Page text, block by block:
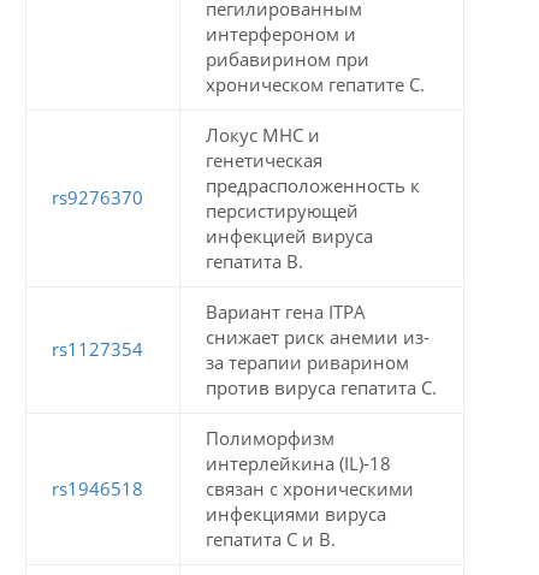
пегилированным
интерфероном и
рибавирином при
хроническом гепатите С.
rs9276370
Локус MHC и
генетическая
предрасположенность к
персистирующей
инфекцией вируса
гепатита В.
rs1127354
Вариант гена ITPA
снижает риск анемии из-
за терапии риварином
против вируса гепатита С.
rs1946518
Полиморфизм
интерлейкина (IL)-18
связан с хроническими
инфекциями вируса
гепатита С и В.